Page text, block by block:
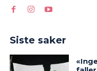
Siste saker